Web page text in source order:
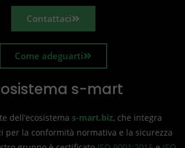
Contattaci
Come adeguarti
s-mart
dell’ecosistema s-mart.biz, che integra
per la conformità normativa e la sicurezza